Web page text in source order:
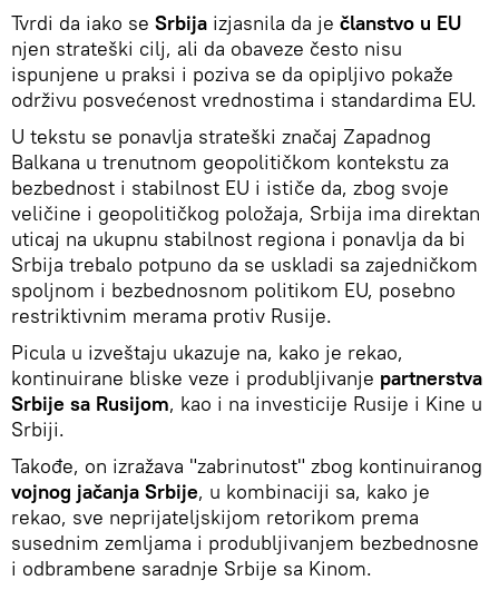
Tvrdi da iako se Srbija izjasnila da je članstvo u EU
njen strateški cilj, ali da obaveze često nisu
ispunjene u praksi i poziva se da opipljivo pokaže
održivu posvećenost vrednostima i standardima EU.
U tekstu se ponavlja strateški značaj Zapadnog
Balkana u trenutnom geopolitičkom kontekstu za
bezbednost i stabilnost EU i ističe da, zbog svoje
veličine i geopolitičkog položaja, Srbija ima direktan
uticaj na ukupnu stabilnost regiona i ponavlja da bi
Srbija trebalo potpuno da se uskladi sa zajedničkom
spoljnom i bezbednosnom politikom EU, posebno
restriktivnim merama protiv Rusije.
Picula u izveštaju ukazuje na, kako je rekao,
kontinuirane bliske veze i produbljivanje partnerstva
Srbije sa Rusijom, kao i na investicije Rusije i Kine u
Srbiji.
Takođe, on izražava "zabrinutost" zbog kontinuiranog
vojnog jačanja Srbije, u kombinaciji sa, kako je
rekao, sve neprijateljskijom retorikom prema
susednim zemljama i produbljivanjem bezbednosne
i odbrambene saradnje Srbije sa Kinom.